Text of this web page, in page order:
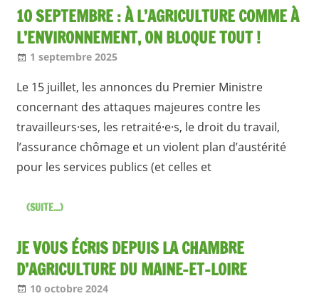
10 SEPTEMBRE : À L’AGRICULTURE COMME À
L’ENVIRONNEMENT, ON BLOQUE TOUT !
1 septembre 2025
Le 15 juillet, les annonces du Premier Ministre
concernant des attaques majeures contre les
travailleurs·ses, les retraité·e·s, le droit du travail,
l’assurance chômage et un violent plan d’austérité
pour les services publics (et celles et
(SUITE...)
JE VOUS ÉCRIS DEPUIS LA CHAMBRE
D’AGRICULTURE DU MAINE-ET-LOIRE
10 octobre 2024